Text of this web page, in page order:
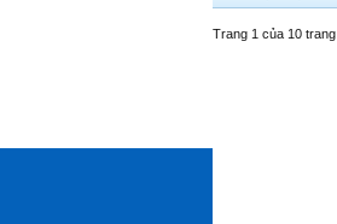
Trang 1 của 10 trang